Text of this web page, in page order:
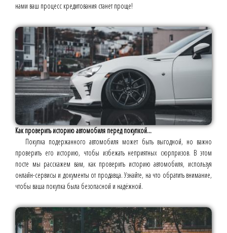
нами ваш процесс кредитования станет проще!
Как проверить историю автомобиля перед покупкой...
Покупка подержанного автомобиля может быть выгодной, но важно
проверить его историю, чтобы избежать неприятных сюрпризов. В этом
посте мы расскажем вам, как проверить историю автомобиля, используя
онлайн-сервисы и документы от продавца. Узнайте, на что обратить внимание,
чтобы ваша покупка была безопасной и надёжной.